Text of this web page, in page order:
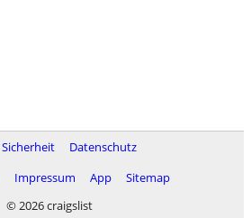
Sicherheit
Datenschutz
Impressum App
Sitemap
© 2026 craigslist